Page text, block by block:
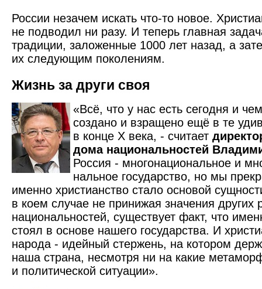
России незачем искать что-то новое.
не подводил ни разу. И теперь главная
традиции, заложенные 1000 лет назад, а
их следующим поколениям.
Жизнь за други своя
«Всё, что у нас есть сегодня и
создано и взращено ещё в те
в конце Х века, - считает
дома национальностей
Россия - многонациональное и
нальное государство, но мы
именно христианство стало основой
в коем случае не принижая значения других
национальностей, существует факт, что
стоял в основе нашего государства. И
народа - идейный стержень, на котором
наша страна, несмотря ни на какие
и политической ситуации».